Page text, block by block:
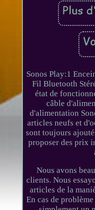
Sonos Play:1
Fil Bluetooth
état de
câble
d'alimentation
articles neufs et
sont toujours
proposer des prix
Nous avons
clients. Nous
articles de la
En cas de